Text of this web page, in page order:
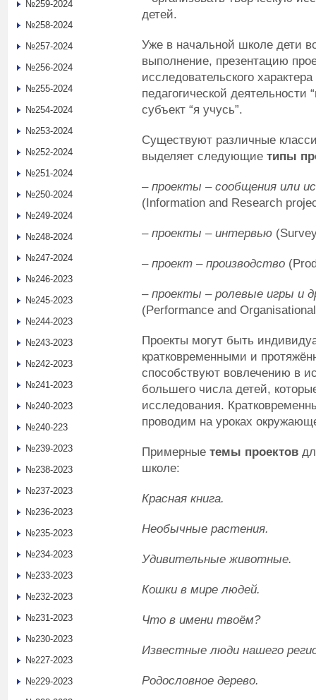
детей.
Уже в начальной школе дети
выполнение, презентацию
исследовательского
педагогической деятельности
субъект “я учусь”.
Существуют различные
выделяет следующие типы
– проекты – сообщения или
(Information and Research
– проекты – интервью
– проект – производство
– проекты – ролевые игры и
(Performance and
Проекты могут быть
кратковременными и
способствуют вовлечению в
большего числа детей,
исследования.
проводим на уроках
Примерные темы проектов
школе:
Красная книга.
Необычные растения.
Удивительные животные.
Кошки в мире людей.
Что в имени твоём?
Известные люди нашего
Родословное дерево.
№259-2024
№258-2024
№257-2024
№256-2024
№255-2024
№254-2024
№253-2024
№252-2024
№251-2024
№250-2024
№249-2024
№248-2024
№247-2024
№246-2023
№245-2023
№244-2023
№243-2023
№242-2023
№241-2023
№240-2023
№240-223
№239-2023
№238-2023
№237-2023
№236-2023
№235-2023
№234-2023
№233-2023
№232-2023
№231-2023
№230-2023
№227-2023
№229-2023